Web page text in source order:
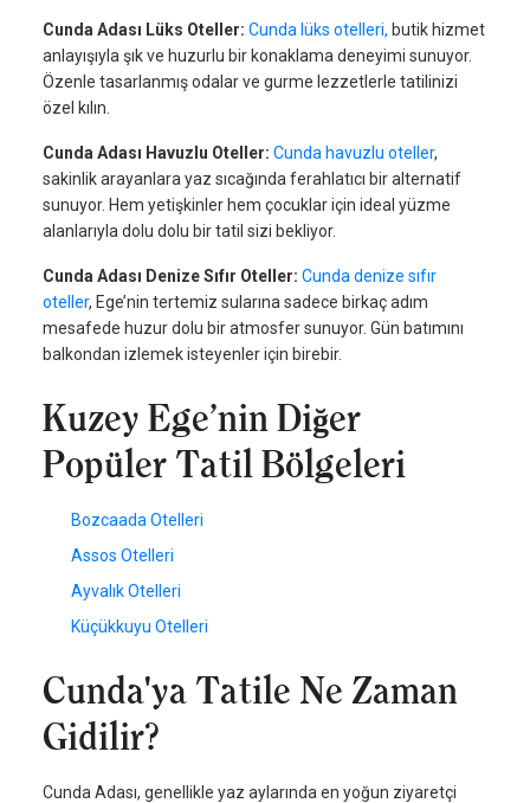
Cunda Adası Lüks Oteller: Cunda lüks otelleri, butik hizmet
anlayışıyla şık ve huzurlu bir konaklama deneyimi sunuyor.
Özenle tasarlanmış odalar ve gurme lezzetlerle tatilinizi
özel kılın.
Cunda Adası Havuzlu Oteller: Cunda havuzlu oteller,
sakinlik arayanlara yaz sıcağında ferahlatıcı bir alternatif
sunuyor. Hem yetişkinler hem çocuklar için ideal yüzme
alanlarıyla dolu dolu bir tatil sizi bekliyor.
Cunda Adası Denize Sıfır Oteller: Cunda denize sıfır
oteller, Ege’nin tertemiz sularına sadece birkaç adım
mesafede huzur dolu bir atmosfer sunuyor. Gün batımını
balkondan izlemek isteyenler için birebir.
Kuzey Ege’nin Diğer
Popüler Tatil Bölgeleri
Bozcaada Otelleri
Assos Otelleri
Ayvalık Otelleri
Küçükkuyu Otelleri
Cunda'ya Tatile Ne Zaman
Gidilir?
Cunda Adası, genellikle yaz aylarında en yoğun ziyaretçi